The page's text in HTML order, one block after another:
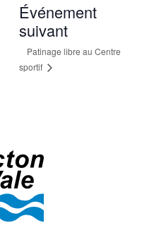
Événement
suivant
Patinage libre au Centre
sportif